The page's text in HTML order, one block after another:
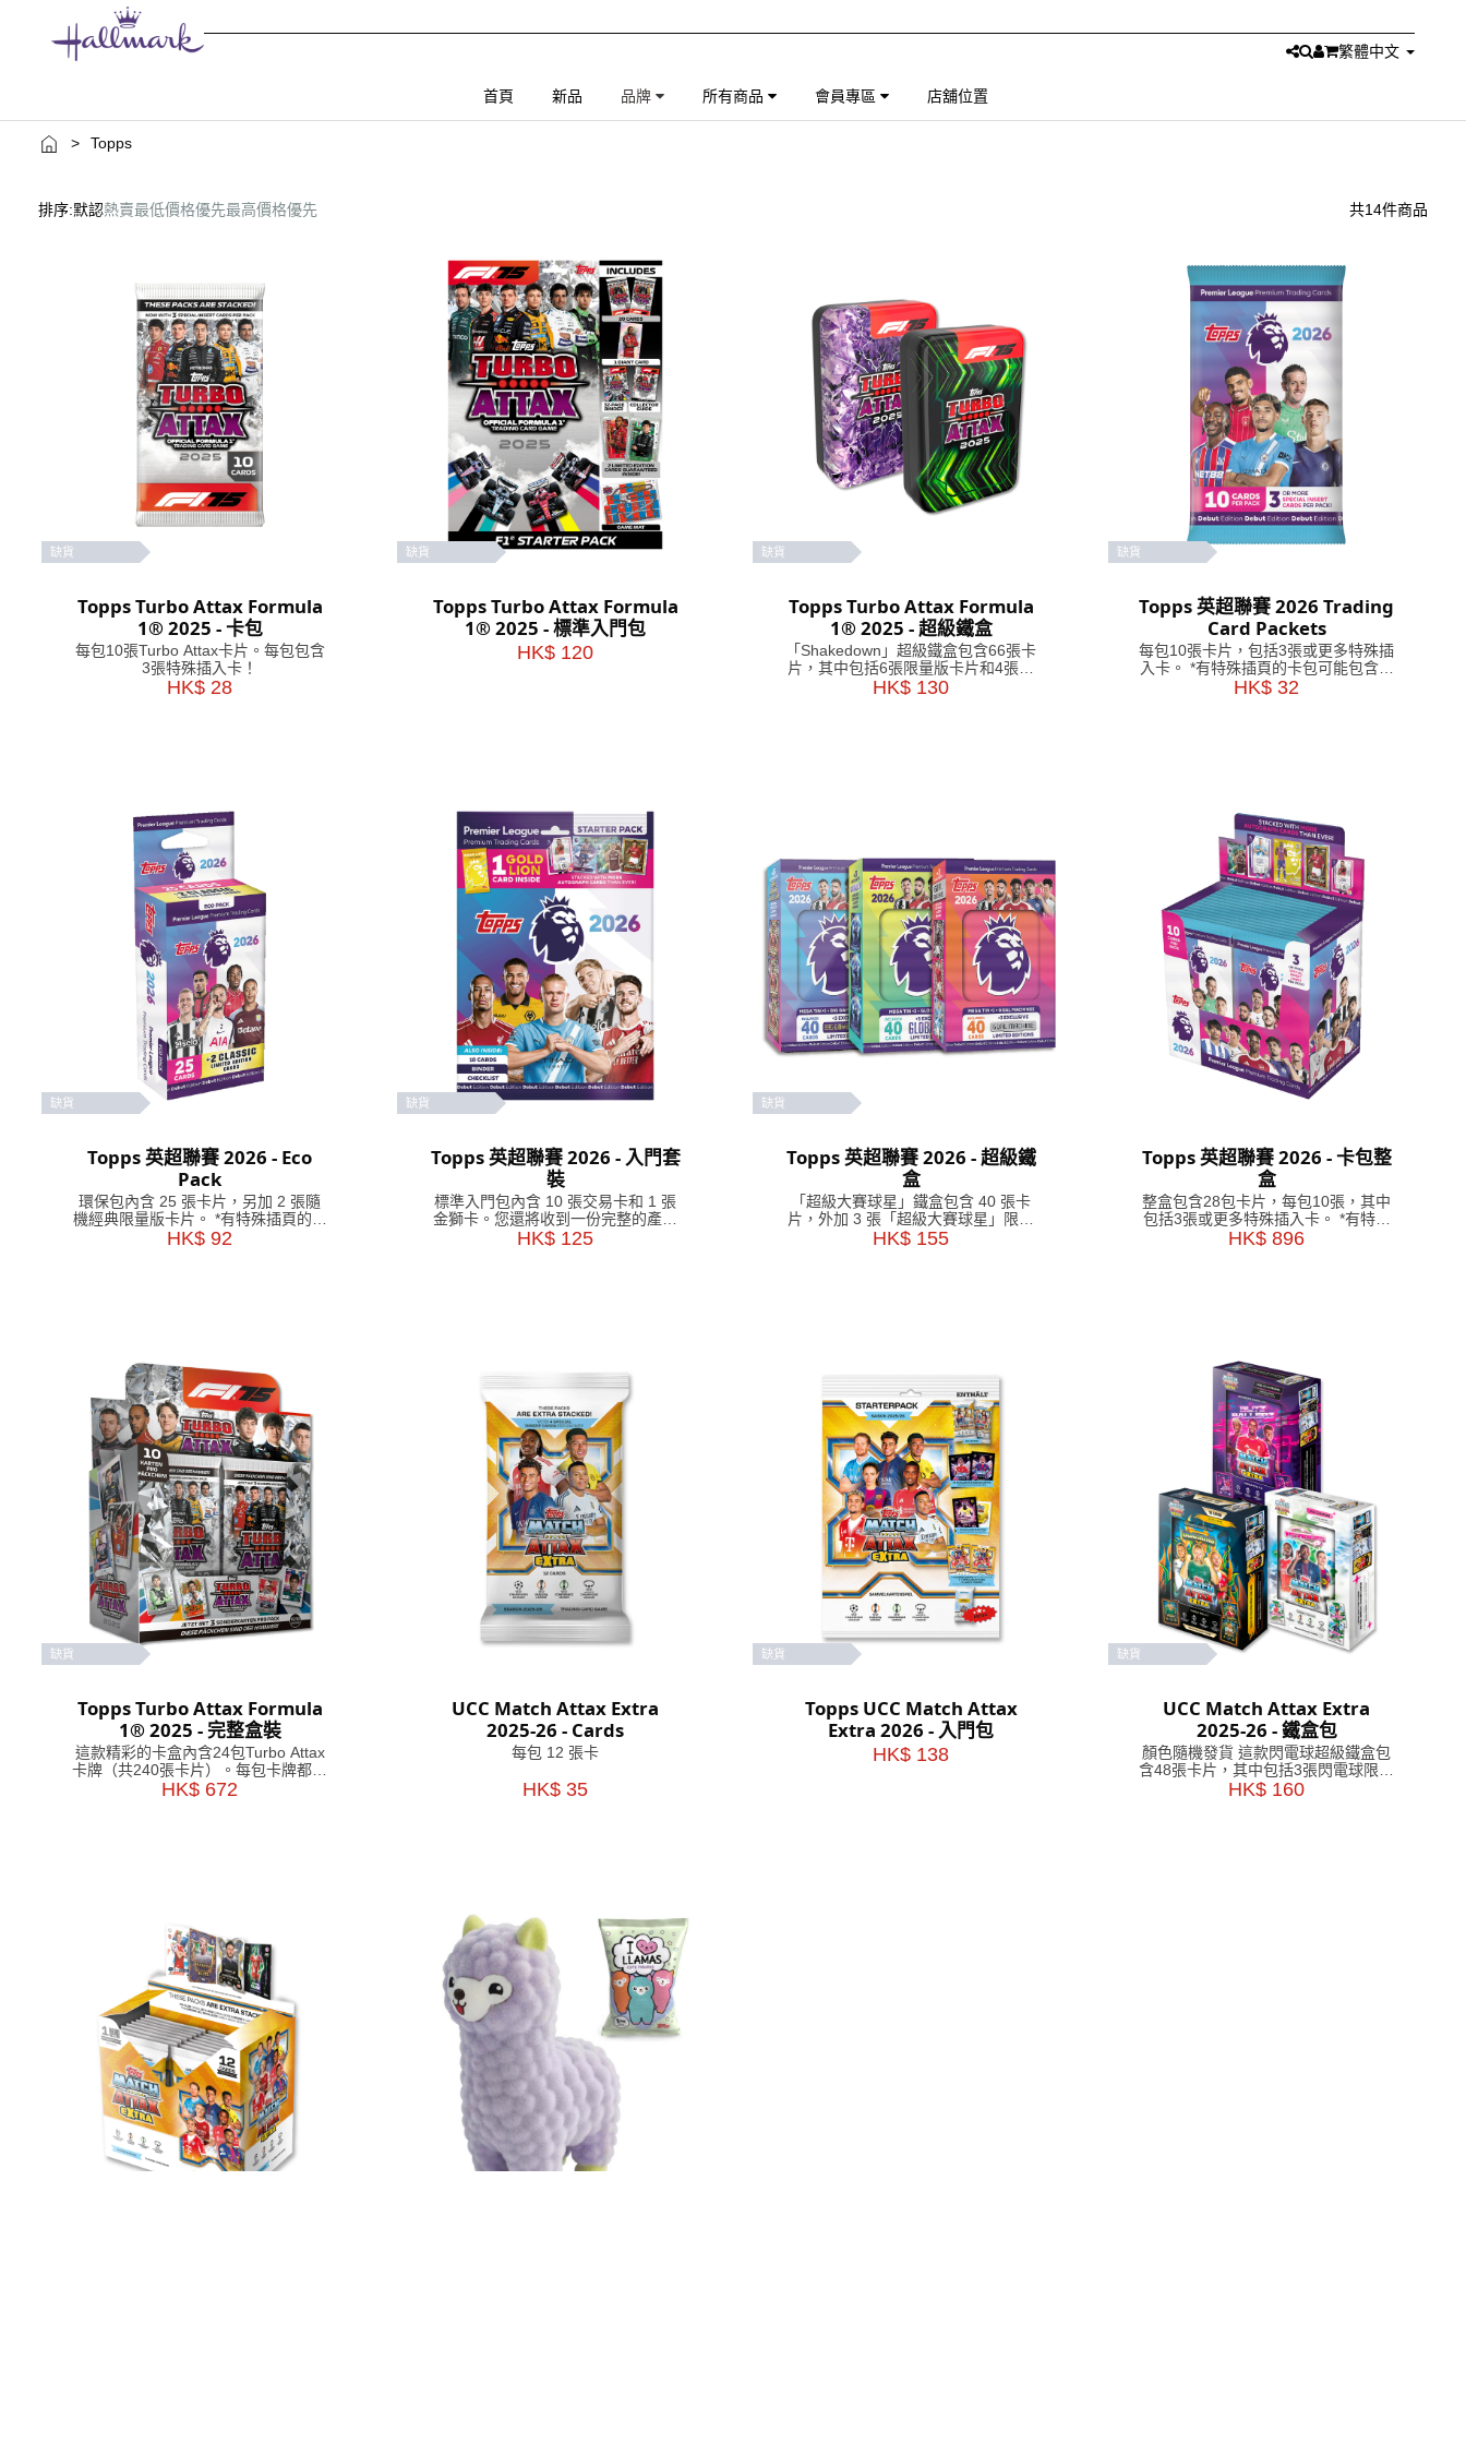
繁體中文
首頁 新品 品牌 所有商品 會員專區 店舖位置
> Topps
排序:默認熱賣最低價格優先最高價格優先 共14件商品
缺貨
Topps Turbo Attax Formula
1® 2025 - 卡包
每包10張Turbo Attax卡片。每包包含
3張特殊插入卡！
HK$ 28
缺貨
Topps Turbo Attax Formula
1® 2025 - 標準入門包
HK$ 120
缺貨
Topps Turbo Attax Formula
1® 2025 - 超級鐵盒
「Shakedown」超級鐵盒包含66張卡
片，其中包括6張限量版卡片和4張獨
家「Shakedown」卡片！ 「Lightning
HK$ 130
缺貨
Topps 英超聯賽 2026 Trading
Card Packets
每包10張卡片，包括3張或更多特殊插
入卡。 *有特殊插頁的卡包可能包含較
少的卡片。
HK$ 32
缺貨
Topps 英超聯賽 2026 - Eco
Pack
環保包內含 25 張卡片，另加 2 張隨
機經典限量版卡片。 *有特殊插頁的卡
包可能包含較少的卡片。
HK$ 92
缺貨
Topps 英超聯賽 2026 - 入門套
裝
標準入門包內含 10 張交易卡和 1 張
金獅卡。您還將收到一份完整的產品
資訊指南，詳細介紹該系列中的稀有
HK$ 125
缺貨
Topps 英超聯賽 2026 - 超級鐵
盒
「超級大賽球星」鐵盒包含 40 張卡
片，外加 3 張「超級大賽球星」限量
版卡片。
HK$ 155
Topps 英超聯賽 2026 - 卡包整
盒
整盒包含28包卡片，每包10張，其中
包括3張或更多特殊插入卡。 *有特殊
插頁的卡包可能包含較少的卡片。
HK$ 896
缺貨
Topps Turbo Attax Formula
1® 2025 - 完整盒裝
這款精彩的卡盒內含24包Turbo Attax
卡牌（共240張卡片）。每包卡牌都包
含3張特殊插卡！
HK$ 672
UCC Match Attax Extra
2025-26 - Cards
每包 12 張卡
HK$ 35
缺貨
Topps UCC Match Attax
Extra 2026 - 入門包
HK$ 138
缺貨
UCC Match Attax Extra
2025-26 - 鐵盒包
顏色隨機發貨 這款閃電球超級鐵盒包
含48張卡片，其中包括3張閃電球限量
HK$ 160